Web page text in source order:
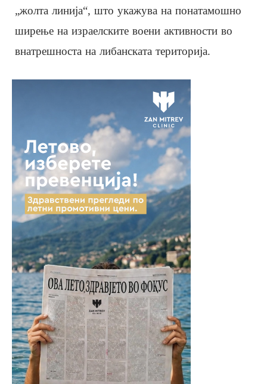
„жолта линија“, што укажува на понатамошно
ширење на израелските воени активности во
внатрешноста на либанската територија.